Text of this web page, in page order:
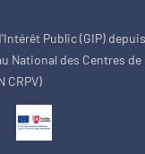
Public (GIP)
National des Centres de
CRPV)